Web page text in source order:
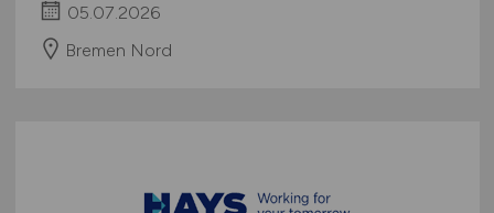
05.07.2026
Bremen Nord